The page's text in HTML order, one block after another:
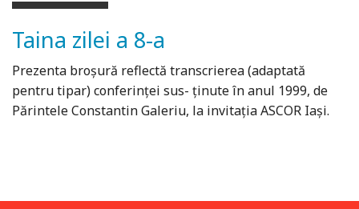
Taina zilei a 8-a
Prezenta broșură reflectă transcrierea (adaptată
pentru tipar) conferinței sus- ținute în anul 1999, de
Părintele Constantin Galeriu, la invitația ASCOR Iași.